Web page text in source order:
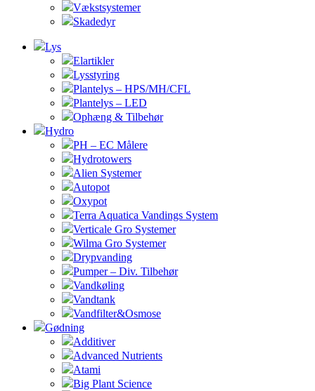
Vækstsystemer
Skadedyr
Lys
Elartikler
Lysstyring
Plantelys – HPS/MH/CFL
Plantelys – LED
Ophæng & Tilbehør
Hydro
PH – EC Målere
Hydrotowers
Alien Systemer
Autopot
Oxypot
Terra Aquatica Vandings System
Verticale Gro Systemer
Wilma Gro Systemer
Drypvanding
Pumper – Div. Tilbehør
Vandkøling
Vandtank
Vandfilter&Osmose
Gødning
Additiver
Advanced Nutrients
Atami
Big Plant Science